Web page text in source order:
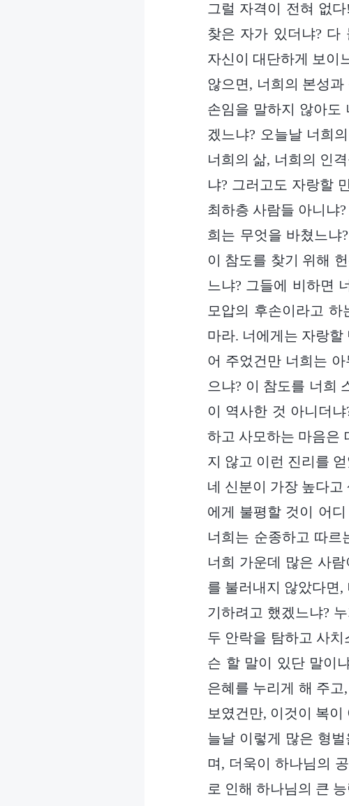
그럴 자격이 전혀 없
찾은 자가 있더냐? 다
자신이 대단하게 보이
않으면, 너희의 본성
손임을 말하지 않아도
겠느냐? 오늘날 너희
너희의 삶, 너희의 인
냐? 그러고도 자랑할
최하층 사람들 아니냐
희는 무엇을 바쳤느냐
이 참도를 찾기 위해
느냐? 그들에 비하면
모압의 후손이라고 하
마라. 너에게는 자랑
어 주었건만 너희는
으냐? 이 참도를 너희
이 역사한 것 아니더
하고 사모하는 마음은
지 않고 이런 진리를
네 신분이 가장 높다고
에게 불평할 것이 어
너희는 순종하고 따
너희 가운데 많은 사
를 불러내지 않았다면
기하려고 했겠느냐?
두 안락을 탐하고 사
슨 할 말이 있단 말이
은혜를 누리게 해 주
보였건만, 이것이 복
늘날 이렇게 많은 형
며, 더욱이 하나님의
로 인해 하나님의 큰